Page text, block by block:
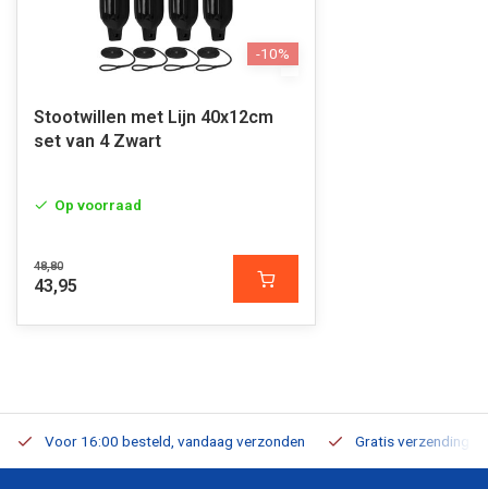
-10%
Stootwillen met Lijn 40x12cm
set van 4 Zwart
Op voorraad
48,80
43,95
Voor 16:00 besteld, vandaag verzonden Gratis verzending